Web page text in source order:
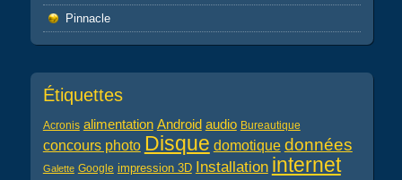
Pinnacle
Étiquettes
Acronis alimentation Android audio Bureautique
concours photo Disque domotique données
Galette Google impression 3D Installation internet